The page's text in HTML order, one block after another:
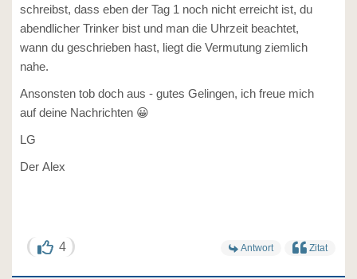
schreibst, dass eben der Tag 1 noch nicht erreicht ist, du
abendlicher Trinker bist und man die Uhrzeit beachtet,
wann du geschrieben hast, liegt die Vermutung ziemlich
nahe.
Ansonsten tob doch aus - gutes Gelingen, ich freue mich
auf deine Nachrichten 😀
LG
Der Alex
4 Antwort Zitat